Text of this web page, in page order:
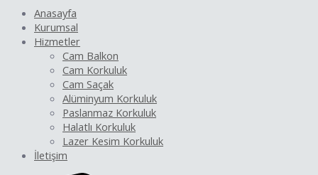
Anasayfa
Kurumsal
Hizmetler
Cam Balkon
Cam Korkuluk
Cam Saçak
Alüminyum Korkuluk
Paslanmaz Korkuluk
Halatlı Korkuluk
Lazer Kesim Korkuluk
İletişim